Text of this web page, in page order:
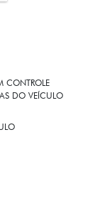
CONTROLE
DO VEÍCULO